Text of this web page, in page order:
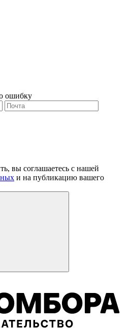
ошибку
вы соглашаетесь с нашей
и на публикацию вашего